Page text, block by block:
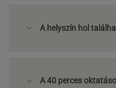
A helyszín hol
A 40 perces